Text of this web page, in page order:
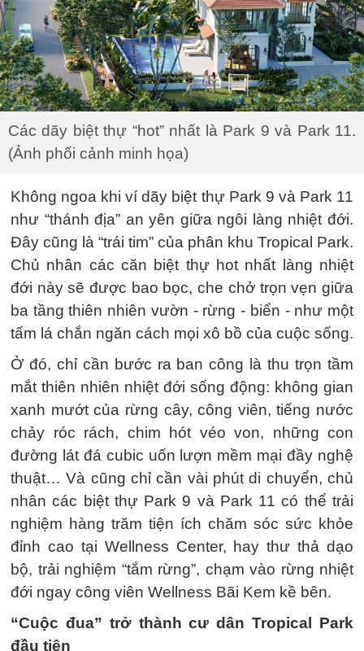
Các dãy biệt thự “hot” nhất là Park 9 và Park 11.
(Ảnh phối cảnh minh họa)
Không ngoa khi ví dãy biệt thự Park 9 và Park 11
như “thánh địa” an yên giữa ngôi làng nhiệt đới.
Đây cũng là “trái tim” của phân khu Tropical Park.
Chủ nhân các căn biệt thự hot nhất làng nhiệt
đới này sẽ được bao bọc, che chở trọn vẹn giữa
ba tầng thiên nhiên vườn - rừng - biển - như một
tấm lá chắn ngăn cách mọi xô bồ của cuộc sống.
Ở đó, chỉ cần bước ra ban công là thu trọn tầm
mắt thiên nhiên nhiệt đới sống động: không gian
xanh mướt của rừng cây, công viên, tiếng nước
chảy róc rách, chim hót véo von, những con
đường lát đá cubic uốn lượn mềm mại đầy nghệ
thuật… Và cũng chỉ cần vài phút di chuyển, chủ
nhân các biệt thự Park 9 và Park 11 có thể trải
nghiệm hàng trăm tiện ích chăm sóc sức khỏe
đỉnh cao tại Wellness Center, hay thư thả dạo
bộ, trải nghiệm “tắm rừng”, chạm vào rừng nhiệt
đới ngay công viên Wellness Bãi Kem kề bên.
“Cuộc đua” trở thành cư dân Tropical Park
đầu tiên